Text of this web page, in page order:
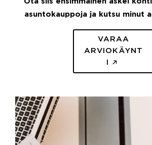
Ota siis ensimmäinen askel
asuntokauppoja ja kutsu minut
VARAA
ARVIOKÄYNT